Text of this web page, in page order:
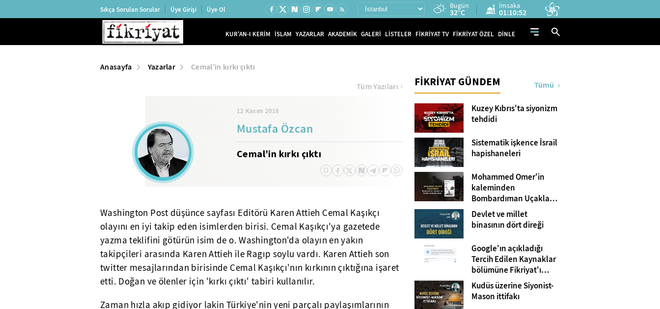
Sıkça Sorulan Sorular Üye Girişi Üye Ol Bugün
32°C
İmsaka
01:10:51
KUR'AN-I KERİM İSLAM YAZARLAR AKADEMİK GALERİ LİSTELER FİKRİYAT TV FİKRİYAT ÖZEL DİNLE
Anasayfa Yazarlar Cemal’in kırkı çıktı
12 Kasım 2018
Mustafa Özcan
Cemal’in kırkı çıktı
Tüm Yazıları
Washington Post düşünce sayfası Editörü Karen Attieh Cemal Kaşıkçı
olayını en iyi takip eden isimlerden birisi. Cemal Kaşıkçı'ya gazetede
yazma teklifini götürün isim de o. Washington'da olayın en yakın
takipçileri arasında Karen Attieh ile Ragıp soylu vardı. Karen Attieh son
twitter mesajlarından birisinde Cemal Kaşıkçı'nın kırkının çıktığına işaret
etti. Doğan ve ölenler için 'kırkı çıktı' tabiri kullanılır.
Zaman hızla akıp gidiyor lakin Türkiye'nin yeni parçalı paylaşımlarının
FİKRİYAT GÜNDEM Tümü
Kuzey Kıbrıs'ta siyonizm
tehdidi
Sistematik işkence İsrail
hapishaneleri
Mohammed Omer'in
kaleminden
Bombardıman Uçakları
ve Tanklar Arasında
Gazze
Devlet ve millet
binasının dört direği
Google'ın açıkladığı
Tercih Edilen Kaynaklar
bölümüne Fikriyat'ı
eklemeyi unutmayın!
Kudüs üzerine Siyonist-
Mason ittifakı